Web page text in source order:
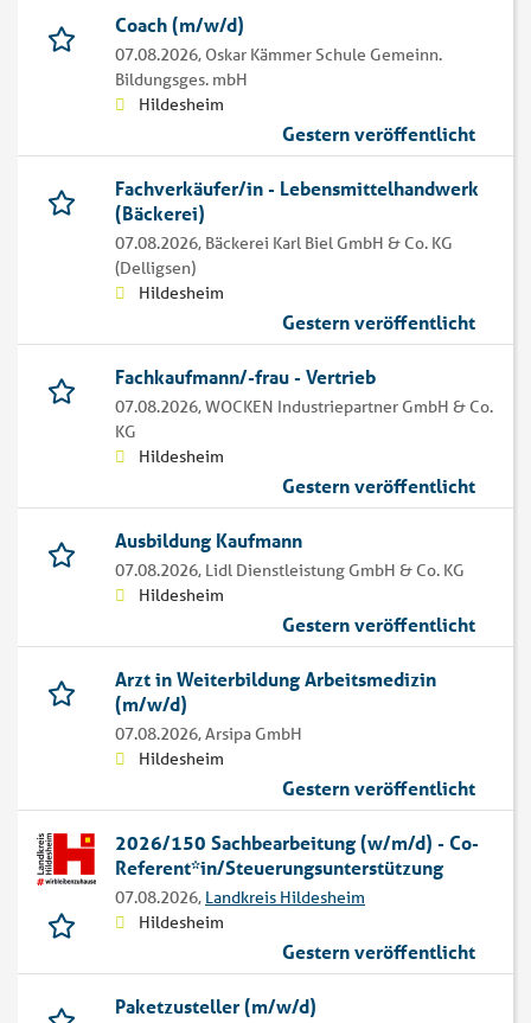
Coach (m/w/d)
07.08.2026, Oskar Kämmer Schule Gemeinn.
Bildungsges. mbH
Hildesheim
Gestern veröffentlicht
Fachverkäufer/in - Lebensmittelhandwerk
(Bäckerei)
07.08.2026, Bäckerei Karl Biel GmbH & Co. KG
(Delligsen)
Hildesheim
Gestern veröffentlicht
Fachkaufmann/-frau - Vertrieb
07.08.2026,WOCKEN Industriepartner GmbH & Co.
KG
Hildesheim
Gestern veröffentlicht
Ausbildung Kaufmann
07.08.2026, Lidl Dienstleistung GmbH & Co. KG
Hildesheim
Gestern veröffentlicht
Arzt in Weiterbildung Arbeitsmedizin
(m/w/d)
07.08.2026,Arsipa GmbH
Hildesheim
Gestern veröffentlicht
2026/150 Sachbearbeitung (w/m/d) - Co-
Referent*in/Steuerungsunterstützung
07.08.2026, Landkreis Hildesheim
Hildesheim
Gestern veröffentlicht
Paketzusteller (m/w/d)